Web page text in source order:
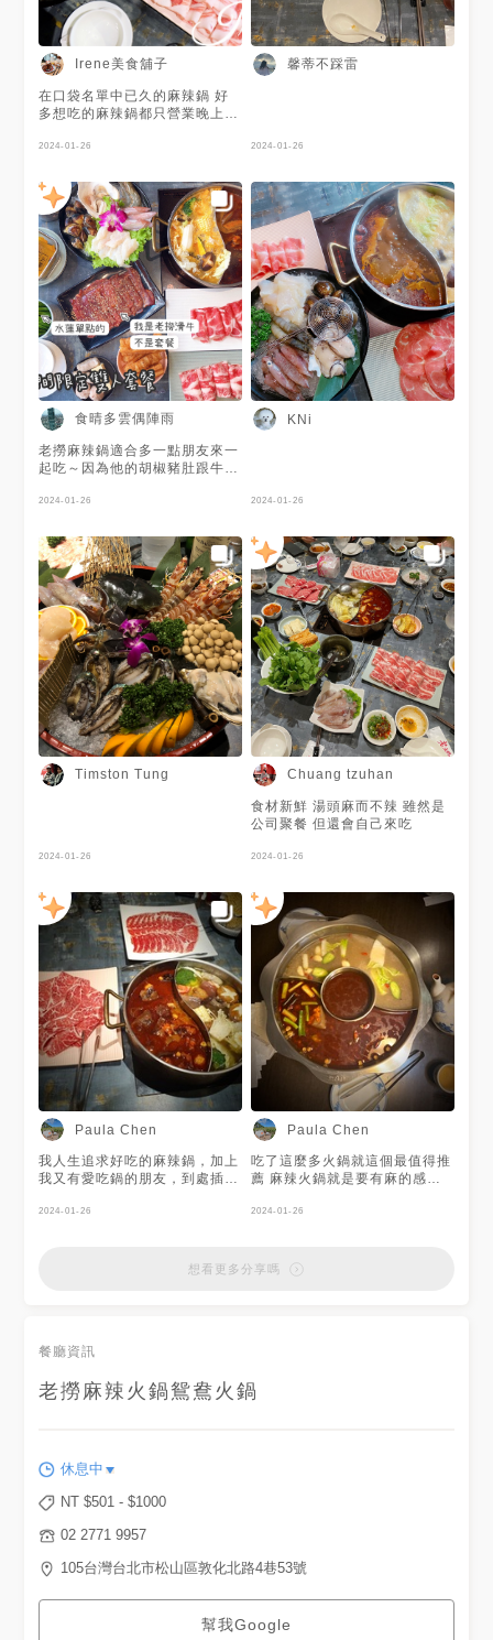
撈麻辣火鍋 #老撈新派火鍋及私
房料理
Irene美食舖子
在口袋名單中已久的麻辣鍋 好
多想吃的麻辣鍋都只營業晚上
而且平日有超划算的商業午餐
麻辣鍋的口味我滿喜歡 麻的香
氣大於辣 鍋底的鴨血跟豆腐也
好吃 豆腐是空洞很多路線吸飽
湯汁很美味👍 白鍋更讓我驚艷
到 蒜頭跟味噌的組合非常合拍
👍👍 就算不吃辣的朋友 來這裡
吃白鍋也不孤單💕 雙人套餐
（780元+10%） 包含豬五花、
豬梅花、海鮮盤 （菜盤已先放
入白鍋內） 👉牛胸肉（480元
+10%） 店裡的招牌肉品 看起
來是滿滿油花 其實是牛胸肉 涮
過以後吃 口感是脆脆的 非常好
吃😋 我超級喜歡的💖 第一次吃
印象極好 麻辣鍋好吃 連白鍋都
非常出色 尤其平日的商業午餐
真的超划算 也分享給愛麻辣鍋
北市敦化北路4巷53號
火鍋 #松山區美食 #台北美食 #
台北麻辣鍋 #台北麻辣鍋推薦 #
麻辣鍋 #老撈 #老撈麻辣鍋 #老
撈麻辣火鍋 #老撈新派火鍋及私
房料理
2024-01-26
馨蒂不踩雷
2024-01-26
食晴多雲偶陣雨
老撈麻辣鍋適合多一點朋友來一
起吃～因為他的胡椒豬肚跟牛尾
真的超棒的👍 老撈滑牛真的很
2024-01-26
KNi
2024-01-26
Timston Tung
2024-01-26
Chuang tzuhan
食材新鮮 湯頭麻而不辣 雖然是
公司聚餐 但還會自己來吃
2024-01-26
Paula Chen
我人生追求好吃的麻辣鍋，加上
我又有愛吃鍋的朋友，到處插旗
經是我的二訪，我必須大推他們
2024-01-26
Paula Chen
吃了這麼多火鍋就這個最值得推
薦 麻辣火鍋就是要有麻的感
2024-01-26
想看更多分享嗎
餐廳資訊
老撈麻辣火鍋鴛鴦火鍋
休息中
NT $501 - $1000
02 2771 9957
105台灣台北市松山區敦化北路4巷53號
幫我Google